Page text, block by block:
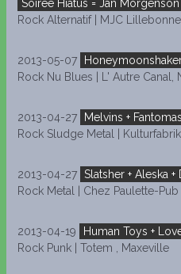
Soirée Hiatus = Jan
Rock Alternatif | MJC
2013-05-07
Rock Nu Blues | L' Autre Canal,
2013-04-27
Melvins + Fantomas
Rock Sludge Metal |
2013-04-27 Slatsher + Aleska
Rock Metal | Chez Paulette-Pub
2013-04-19
Human Toys +
Rock Punk | Totem , Maxeville